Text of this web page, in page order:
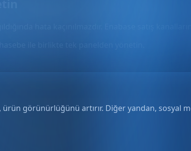
ürün görünürlüğünü artırır. Diğer yandan,